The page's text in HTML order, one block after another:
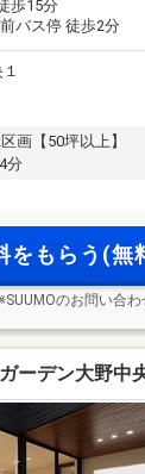
歩15分
バス停 徒歩2分
画【50坪以上】
分
をもらう(無
のお問い合
ーデン大野中